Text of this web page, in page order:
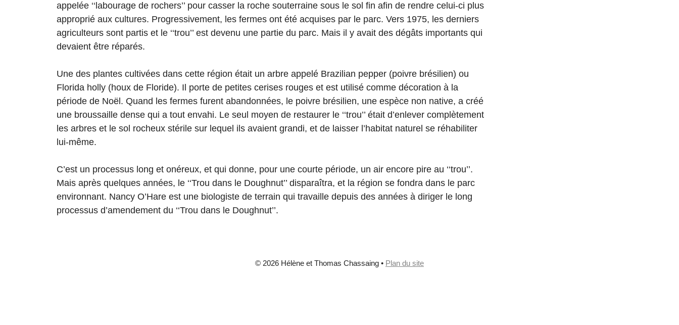
appelée ‘‘labourage de rochers’’ pour casser la roche souterraine sous le sol fin afin de rendre celui-ci plus
approprié aux cultures. Progressivement, les fermes ont été acquises par le parc. Vers 1975, les derniers
agriculteurs sont partis et le ‘‘trou’’ est devenu une partie du parc. Mais il y avait des dégâts importants qui
devaient être réparés.
Une des plantes cultivées dans cette région était un arbre appelé Brazilian pepper (poivre brésilien) ou
Florida holly (houx de Floride). Il porte de petites cerises rouges et est utilisé comme décoration à la
période de Noël. Quand les fermes furent abandonnées, le poivre brésilien, une espèce non native, a créé
une broussaille dense qui a tout envahi. Le seul moyen de restaurer le ‘‘trou’’ était d’enlever complètement
les arbres et le sol rocheux stérile sur lequel ils avaient grandi, et de laisser l’habitat naturel se réhabiliter
lui-même.
C’est un processus long et onéreux, et qui donne, pour une courte période, un air encore pire au ‘‘trou’’.
Mais après quelques années, le ‘‘Trou dans le Doughnut’’ disparaîtra, et la région se fondra dans le parc
environnant. Nancy O’Hare est une biologiste de terrain qui travaille depuis des années à diriger le long
processus d’amendement du ‘‘Trou dans le Doughnut’’.
© 2026 Hélène et Thomas Chassaing • Plan du site